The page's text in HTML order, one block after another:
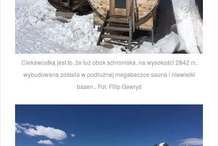
Ciekawostką jest to, że tuż obok schroniska, na wysokości 2842 m,
wybudowana została w podłużnej megabeczce sauna i niewielki
basen.. Fot. Filip Gawryś